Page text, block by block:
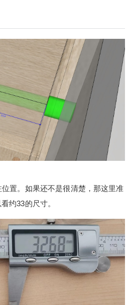
置。如果还不是很清楚，那这里准
约33的尺寸。